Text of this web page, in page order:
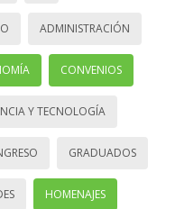
ADMINISTRACIÓN
CONVENIOS
Y TECNOLOGÍA
GRADUADOS
HOMENAJES